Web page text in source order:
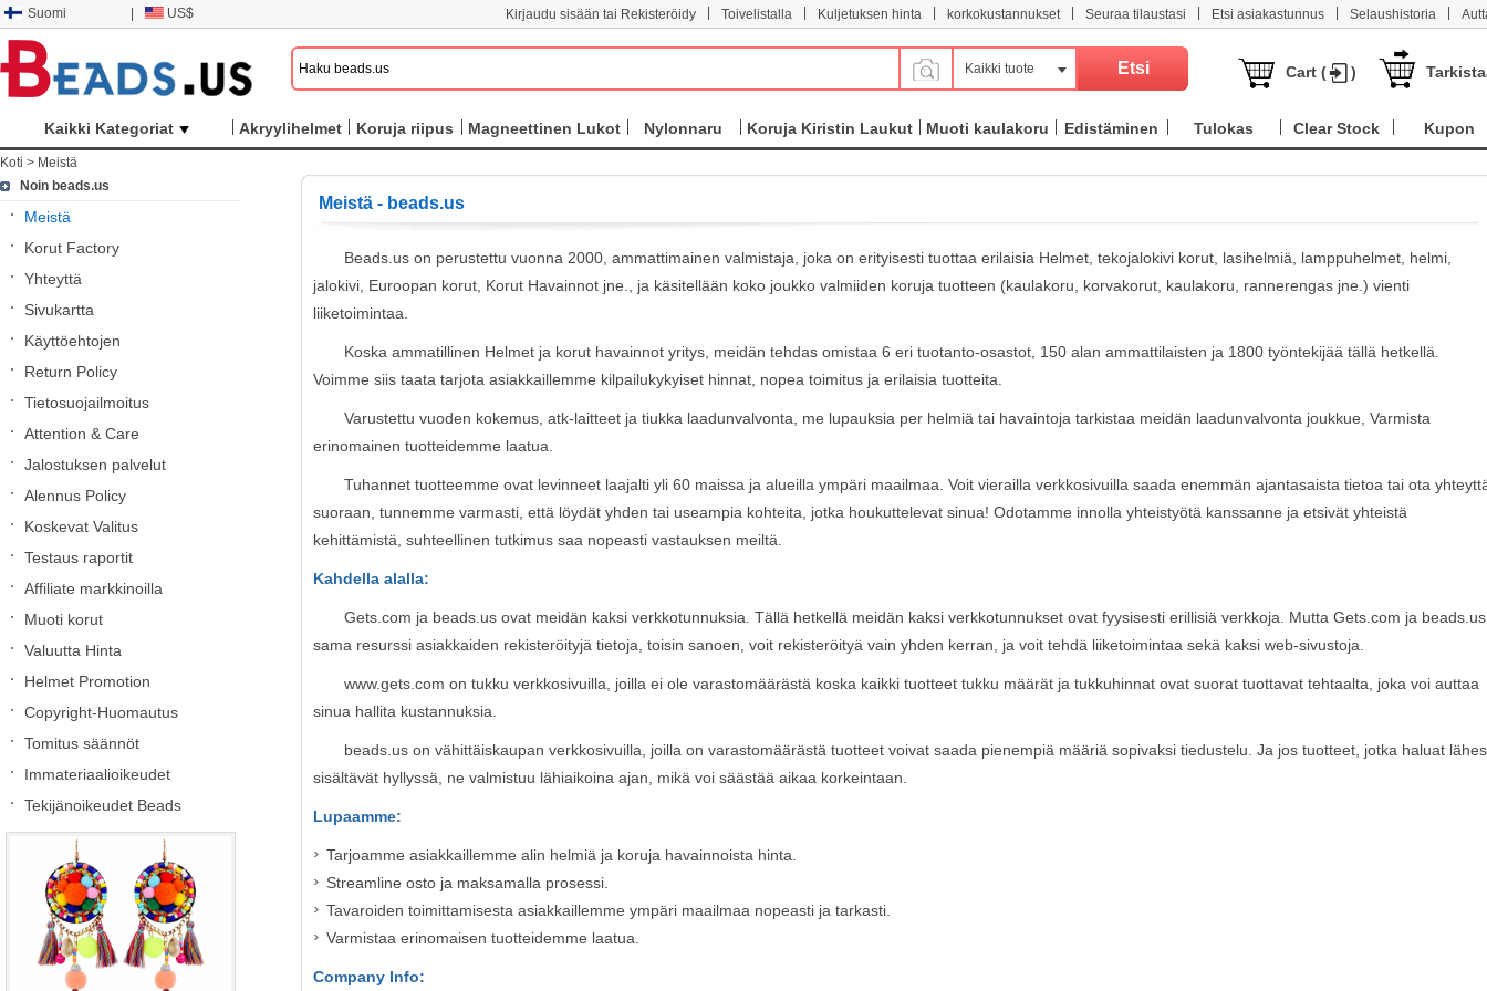
Suomi US$ Kirjaudu sisään tai Rekisteröidy Toivelistalla Kuljetuksen hinta korkokustannukset Seuraa tilaustasi Etsi asiakastunnus Selaushistoria
Kaikki tuote Cart ( )
Kaikki Kategoriat Akryylihelmet Koruja riipus Magneettinen Lukot Nylonnaru Koruja Kiristin Laukut Muoti kaulakoru Edistäminen Tulokas Clear Stock Kupon
Koti > Meistä
Noin beads.us
Meistä
Korut Factory
Yhteyttä
Sivukartta
Käyttöehtojen
Return Policy
Tietosuojailmoitus
Attention & Care
Jalostuksen palvelut
Alennus Policy
Koskevat Valitus
Testaus raportit
Affiliate markkinoilla
Muoti korut
Valuutta Hinta
Helmet Promotion
Copyright-Huomautus
Tomitus säännöt
Immateriaalioikeudet
Tekijänoikeudet Beads
Meistä - beads.us
Beads.us on perustettu vuonna 2000, ammattimainen valmistaja, joka on erityisesti tuottaa erilaisia ​​Helmet, tekojalokivi korut, lasihelmiä, lamppuhelmet, helmi,
jalokivi, Euroopan korut, Korut Havainnot jne., ja käsitellään koko joukko valmiiden koruja tuotteen (kaulakoru, korvakorut, kaulakoru, rannerengas jne.) vienti
liiketoimintaa.
Koska ammatillinen Helmet ja korut havainnot yritys, meidän tehdas omistaa 6 eri tuotanto-osastot, 150 alan ammattilaisten ja 1800 työntekijää tällä hetkellä.
Voimme siis taata tarjota asiakkaillemme kilpailukykyiset hinnat, nopea toimitus ja erilaisia ​​tuotteita.
Varustettu vuoden kokemus, atk-laitteet ja tiukka laadunvalvonta, me lupauksia per helmiä tai havaintoja tarkistaa meidän laadunvalvonta joukkue, Varmista
erinomainen tuotteidemme laatua.
Tuhannet tuotteemme ovat levinneet laajalti yli 60 maissa ja alueilla ympäri maailmaa. Voit vierailla verkkosivuilla saada enemmän ajantasaista tietoa tai ota
suoraan, tunnemme varmasti, että löydät yhden tai useampia kohteita, jotka houkuttelevat sinua! Odotamme innolla yhteistyötä kanssanne ja etsivät yhteistä
kehittämistä, suhteellinen tutkimus saa nopeasti vastauksen meiltä.
Kahdella alalla:
Gets.com ja beads.us ovat meidän kaksi verkkotunnuksia. Tällä hetkellä meidän kaksi verkkotunnukset ovat fyysisesti erillisiä verkkoja. Mutta Gets.com ja beads.us
sama resurssi asiakkaiden rekisteröityjä tietoja, toisin sanoen, voit rekisteröityä vain yhden kerran, ja voit tehdä liiketoimintaa sekä kaksi web-sivustoja.
www.gets.com on tukku verkkosivuilla, joilla ei ole varastomäärästä koska kaikki tuotteet tukku määrät ja tukkuhinnat ovat suorat tuottavat tehtaalta, joka voi auttaa
sinua hallita kustannuksia.
beads.us on vähittäiskaupan verkkosivuilla, joilla on varastomäärästä tuotteet voivat saada pienempiä määriä sopivaksi tiedustelu. Ja jos tuotteet, jotka haluat lähes
sisältävät hyllyssä, ne valmistuu lähiaikoina ajan, mikä voi säästää aikaa korkeintaan.
Lupaamme:
Tarjoamme asiakkaillemme alin helmiä ja koruja havainnoista hinta.
Streamline osto ja maksamalla prosessi.
Tavaroiden toimittamisesta asiakkaillemme ympäri maailmaa nopeasti ja tarkasti.
Varmistaa erinomaisen tuotteidemme laatua.
Company Info: